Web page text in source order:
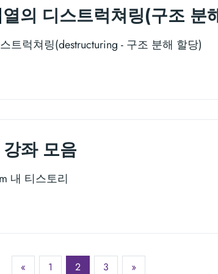
의 디스트럭쳐링(구조 분
트럭쳐링(destructuring - 구조 분해 할당)
좌 모음
내 티스토리
« 1 2 3 »